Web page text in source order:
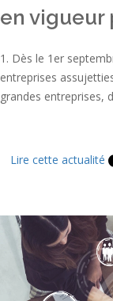
en vigueur
1. Dès le 1er
entreprises
grandes entreprises,
Lire cette actualité